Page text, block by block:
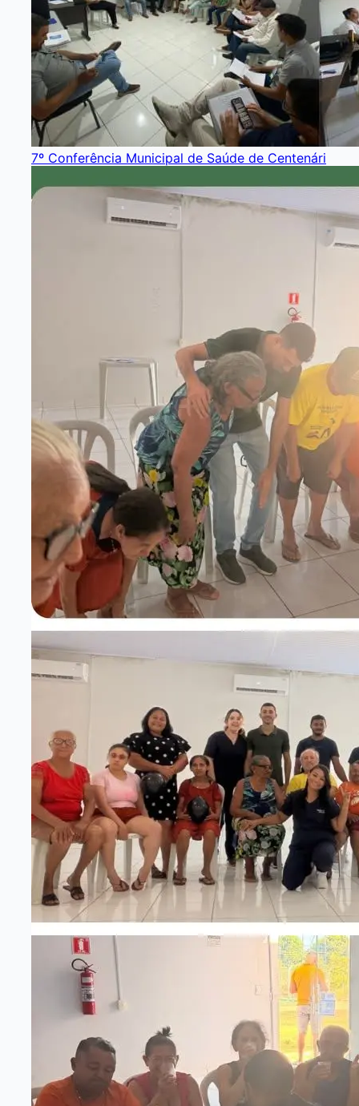
7º Conferência Municipal de Saúde de Centenári